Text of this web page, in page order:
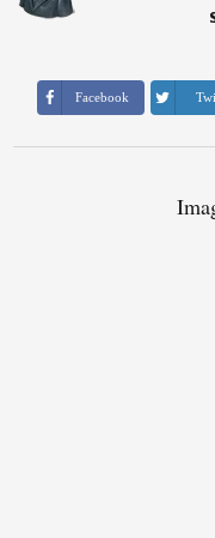
Facebook